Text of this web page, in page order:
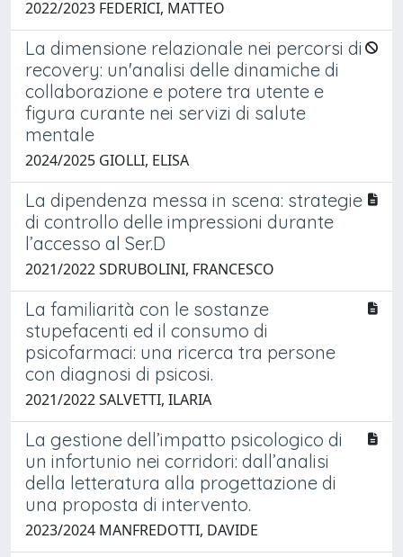
2022/2023 FEDERICI, MATTEO
La dimensione relazionale nei percorsi di
recovery: un'analisi delle dinamiche di
collaborazione e potere tra utente e
figura curante nei servizi di salute
mentale
2024/2025 GIOLLI, ELISA
La dipendenza messa in scena: strategie
di controllo delle impressioni durante
l’accesso al Ser.D
2021/2022 SDRUBOLINI, FRANCESCO
La familiarità con le sostanze
stupefacenti ed il consumo di
psicofarmaci: una ricerca tra persone
con diagnosi di psicosi.
2021/2022 SALVETTI, ILARIA
La gestione dell’impatto psicologico di
un infortunio nei corridori: dall’analisi
della letteratura alla progettazione di
una proposta di intervento.
2023/2024 MANFREDOTTI, DAVIDE